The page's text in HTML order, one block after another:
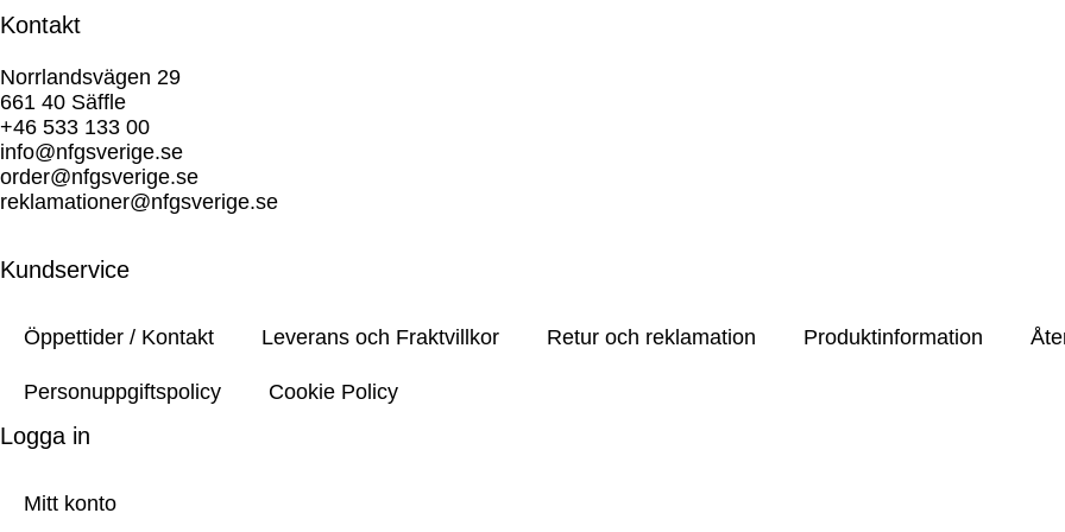
Kontakt
Norrlandsvägen 29
661 40 Säffle
+46 533 133 00
info@nfgsverige.se
order@nfgsverige.se
reklamationer@nfgsverige.se
Kundservice
Öppettider / Kontakt Leverans och Fraktvillkor Retur och reklamation Produktinformation
Personuppgiftspolicy Cookie Policy
Logga in
Mitt konto